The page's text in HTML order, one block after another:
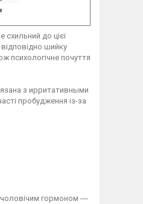
схильний до цієї
шийку
психологічне почуття
з ирритативными
пробудження із-за
чоловічим гормоном ―